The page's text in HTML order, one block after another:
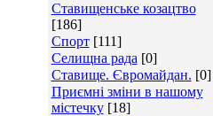
Ставищенське козацтво
[186]
Спорт [111]
Селищна рада [0]
Ставище. Євромайдан. [0]
Приємні зміни в нашому
містечку [18]